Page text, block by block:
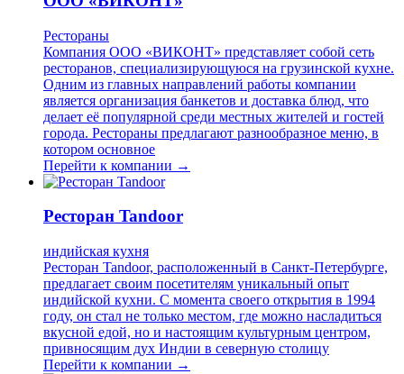
Рестораны
Компания ООО «ВИКОНТ» представляет собой сеть
ресторанов, специализирующуюся на грузинской кухне.
Одним из главных направлений работы компании
является организация банкетов и доставка блюд, что
делает её популярной среди местных жителей и гостей
города. Рестораны предлагают разнообразное меню, в
котором основное
Перейти к компании →
Ресторан Tandoor
индийская кухня
Ресторан Tandoor, расположенный в Санкт-Петербурге,
предлагает своим посетителям уникальный опыт
индийской кухни. С момента своего открытия в 1994
году, он стал не только местом, где можно насладиться
вкусной едой, но и настоящим культурным центром,
привносящим дух Индии в северную столицу
Перейти к компании →